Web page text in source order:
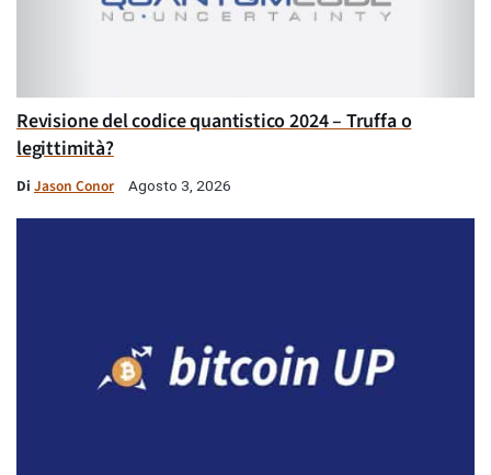
Revisione del codice quantistico 2024 – Truffa o
legittimità?
Di Jason Conor Agosto 3, 2026